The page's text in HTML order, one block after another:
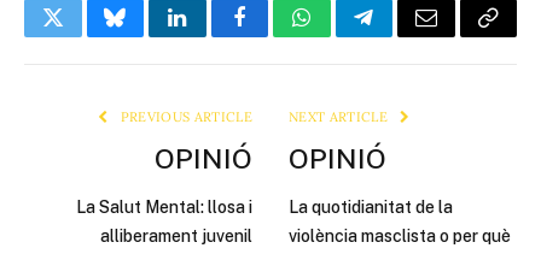
TwitterBlueskyLinkedInFacebookWhatsAppTelegramEmail Copy
PREVIOUS ARTICLE
OPINIÓ
La Salut Mental: llosa i
alliberament juvenil
NEXT ARTICLE
OPINIÓ
La quotidianitat de la
violència masclista o per què